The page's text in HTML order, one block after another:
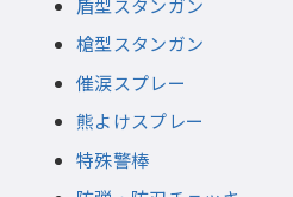
盾型スタンガン
槍型スタンガン
催涙スプレー
熊よけスプレー
特殊警棒